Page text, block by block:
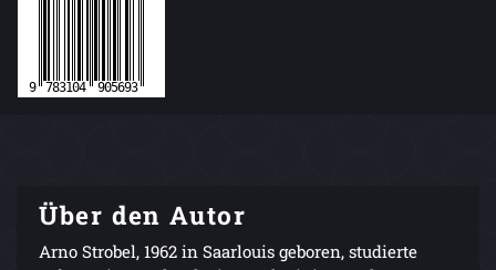
Über den Autor
Arno Strobel, 1962 in Saarlouis geboren, studierte